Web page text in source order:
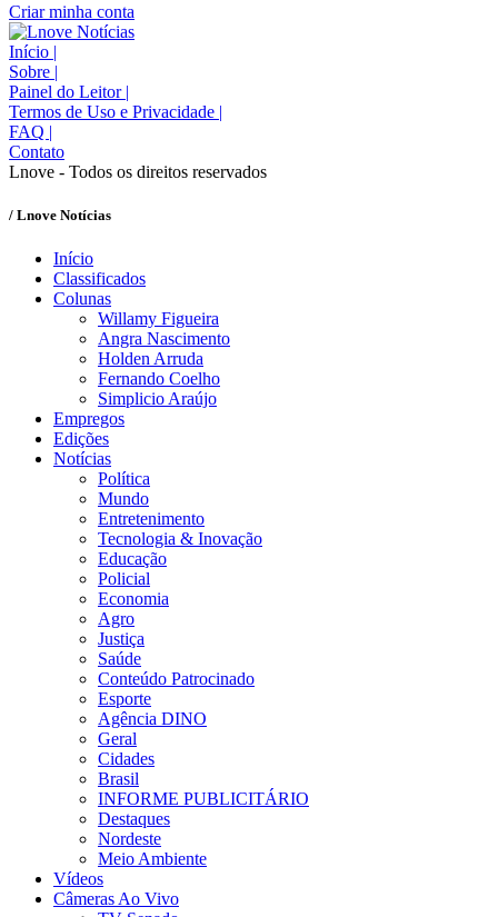
Criar minha conta
Início |
Sobre |
Painel do Leitor |
Termos de Uso e Privacidade |
FAQ |
Contato
Lnove - Todos os direitos reservados
/ Lnove Notícias
Início
Classificados
Colunas
Willamy Figueira
Angra Nascimento
Holden Arruda
Fernando Coelho
Simplicio Araújo
Empregos
Edições
Notícias
Política
Mundo
Entretenimento
Tecnologia & Inovação
Educação
Policial
Economia
Agro
Justiça
Saúde
Conteúdo Patrocinado
Esporte
Agência DINO
Geral
Cidades
Brasil
INFORME PUBLICITÁRIO
Destaques
Nordeste
Meio Ambiente
Vídeos
Câmeras Ao Vivo